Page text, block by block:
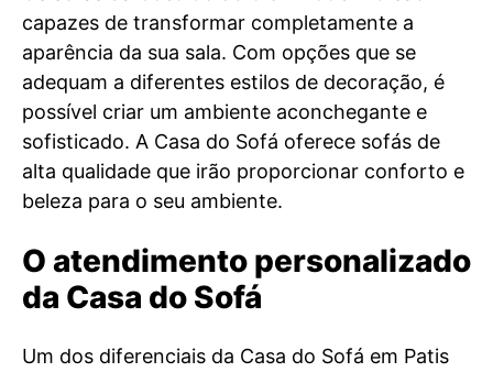
capazes de transformar completamente a
aparência da sua sala. Com opções que se
adequam a diferentes estilos de decoração, é
possível criar um ambiente aconchegante e
sofisticado. A Casa do Sofá oferece sofás de
alta qualidade que irão proporcionar conforto e
beleza para o seu ambiente.
O atendimento personalizado
da Casa do Sofá
Um dos diferenciais da Casa do Sofá em Patis